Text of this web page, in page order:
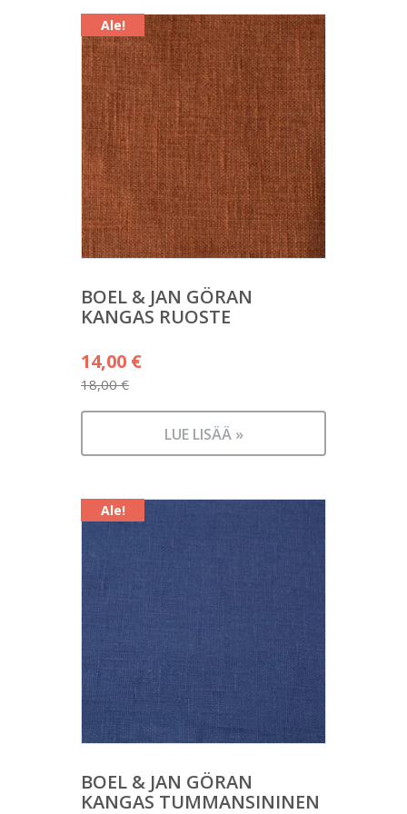
Ale!
BOEL & JAN GÖRAN
KANGAS RUOSTE
18,00€
Alkuperäinen
hinta
oli:
14,00 €
Nykyinen
on:
LUE LISÄÄ »
Ale!
BOEL & JAN GÖRAN
KANGAS TUMMANSININEN